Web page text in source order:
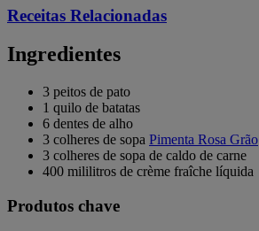
Receitas Relacionadas
Ingredientes
3 peitos de pato
1 quilo de batatas
6 dentes de alho
3 colheres de sopa Pimenta Rosa Grão
3 colheres de sopa de caldo de carne
400 mililitros de crème fraîche líquida
Produtos chave